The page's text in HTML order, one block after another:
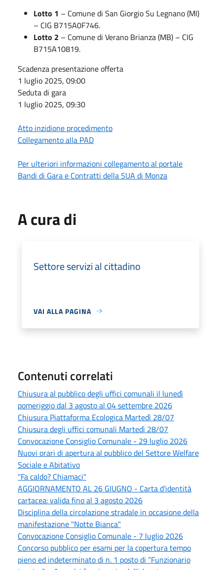
Lotto 1 – Comune di San Giorgio Su Legnano (MI)
– CIG B715A0F746.
Lotto 2 – Comune di Verano Brianza (MB) – CIG
B715A10819.
Scadenza presentazione offerta
1 luglio 2025, 09:00
Seduta di gara
1 luglio 2025, 09:30
Atto inzidione procedimento
Collegamento alla PAD
Per ulteriori informazioni collegamento al portale
Bandi di Gara e Contratti della SUA di Monza
A cura di
Settore servizi al cittadino
VAI ALLA PAGINA
Contenuti correlati
Chiusura al pubblico degli uffici comunali il lunedì
pomeriggio dal 3 agosto al 04 settembre 2026
Chiusura Piattaforma Ecologica Martedì 28/07
Chiusura degli uffici comunali Martedì 28/07
Convocazione Consiglio Comunale - 29 luglio 2026
Nuovi orari di apertura al pubblico del Settore Welfare
Sociale e Abitativo
"Fa caldo? Chiamaci"
AGGIORNAMENTO AL 26 GIUGNO - Carta d'identità
cartacea: valida fino al 3 agosto 2026
Disciplina della circolazione stradale in occasione della
manifestazione "Notte Bianca"
Convocazione Consiglio Comunale - 7 luglio 2026
Concorso pubblico per esami per la copertura tempo
pieno ed indeterminato di n. 1 posto di “Funzionario